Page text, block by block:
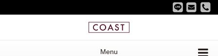
Menu